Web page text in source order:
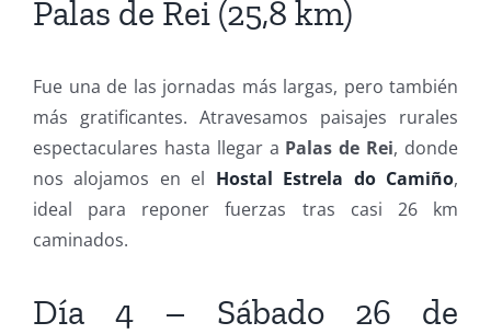
Palas de Rei (25,8 km)
Fue una de las jornadas más largas, pero también
más gratificantes. Atravesamos paisajes rurales
espectaculares hasta llegar a Palas de Rei, donde
nos alojamos en el Hostal Estrela do Camiño,
ideal para reponer fuerzas tras casi 26 km
caminados.
Día 4 – Sábado 26 de